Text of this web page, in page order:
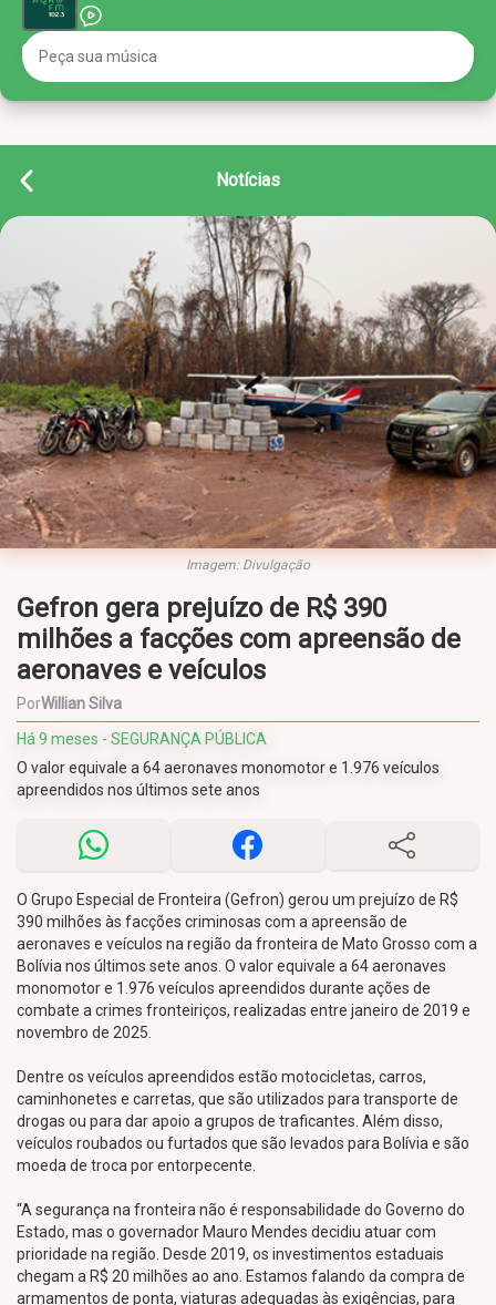
Notícias
Imagem: Divulgação
Gefron gera prejuízo de R$ 390
milhões a facções com apreensão de
aeronaves e veículos
PorWillian Silva
Há 9 meses - SEGURANÇA PÚBLICA
O valor equivale a 64 aeronaves monomotor e 1.976 veículos
apreendidos nos últimos sete anos
O Grupo Especial de Fronteira (Gefron) gerou um prejuízo de R$
390 milhões às facções criminosas com a apreensão de
aeronaves e veículos na região da fronteira de Mato Grosso com a
Bolívia nos últimos sete anos. O valor equivale a 64 aeronaves
monomotor e 1.976 veículos apreendidos durante ações de
combate a crimes fronteiriços, realizadas entre janeiro de 2019 e
novembro de 2025.
Dentre os veículos apreendidos estão motocicletas, carros,
caminhonetes e carretas, que são utilizados para transporte de
drogas ou para dar apoio a grupos de traficantes. Além disso,
veículos roubados ou furtados que são levados para Bolívia e são
moeda de troca por entorpecente.
“A segurança na fronteira não é responsabilidade do Governo do
Estado, mas o governador Mauro Mendes decidiu atuar com
prioridade na região. Desde 2019, os investimentos estaduais
chegam a R$ 20 milhões ao ano. Estamos falando da compra de
armamentos de ponta, viaturas adequadas às exigências, para